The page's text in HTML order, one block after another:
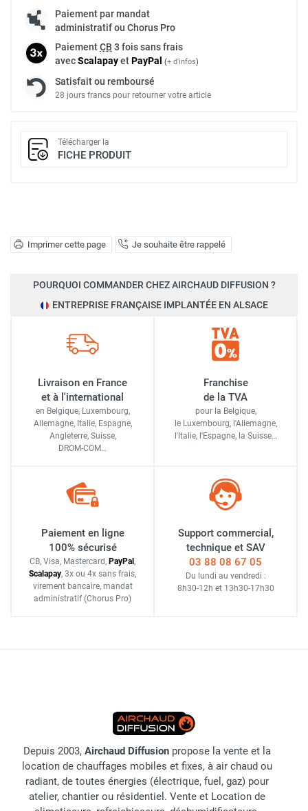
Imprimer cette page Je souhaite être rappelé
Paiement par mandat
administratif ou Chorus Pro
PaiementCB 3 fois sans frais
avecScalapayetPayPal (+ d'infos)
Satisfait ou remboursé
28 jours francs pour retourner votre article
Télécharger la
FICHE PRODUIT
POURQUOI COMMANDER CHEZ AIRCHAUD DIFFUSION ?
ENTREPRISE FRANÇAISE IMPLANTÉE EN ALSACE
Livraison en France
et à l'international
en Belgique, Luxembourg,
Allemagne, Italie, Espagne,
Angleterre, Suisse,
DROM-COM…
Franchise
de la TVA
pour la Belgique,
le Luxembourg, l'Allemagne,
l'Italie, l'Espagne, la Suisse…
Paiement en ligne
100% sécurisé
CB, Visa, Mastercard, PayPal ,
Scalapay, 3x ou 4x sans frais,
virement bancaire, mandat
administratif (Chorus Pro)
Support commercial,
technique et SAV
03 88 08 67 05
Du lundi au vendredi :
8h30-12h et 13h30-17h30
Depuis 2003, Airchaud Diffusion propose la vente et la
location de chauffages mobiles et fixes, à air chaud ou
radiant, de toutes énergies (électrique, fuel, gaz) pour
atelier, chantier ou résidentiel. Vente et Location de